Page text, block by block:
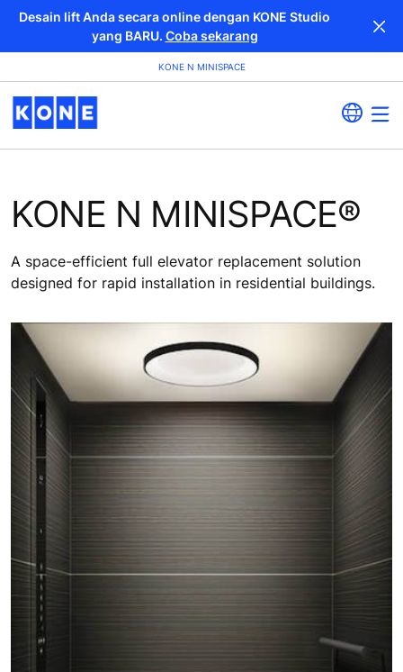
Desain lift Anda secara online dengan KONE Studio
yang BARU. Coba sekarang
KONE N MINISPACE
KONE N MINISPACE®
A space-efficient full elevator replacement solution
designed for rapid installation in residential buildings.